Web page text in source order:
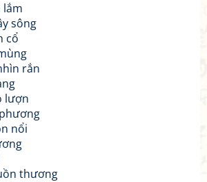
lắm
sông
cổ
rắn
lượn
nổi
thương